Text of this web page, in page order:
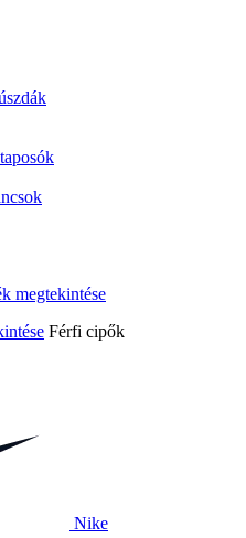
Férfi cipők
Nike